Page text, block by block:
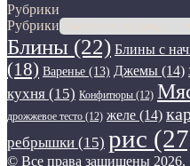
Рубрики
Рубрики
Блины (22) Блины с
(18) Варенье (13) Джемы (14)
кухня (15) Конфитюры (12)
дрожжевое тесто (12) желе (14)
ребрышки (15) рис
© Все права защищены 2026,